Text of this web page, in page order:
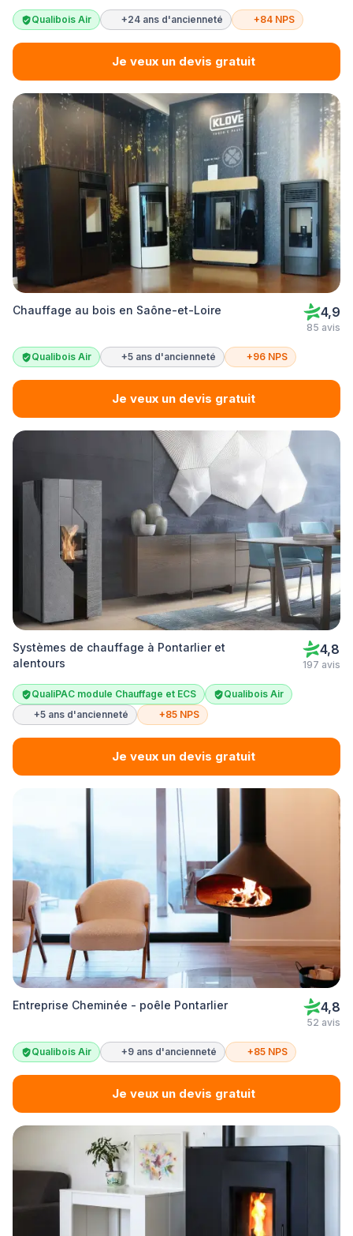
Qualibois Air +24 ans d'ancienneté +84 NPS
Je veux un devis gratuit
Chauffage au bois en Saône-et-Loire 4,9
85 avis
Qualibois Air +5 ans d'ancienneté +96 NPS
Je veux un devis gratuit
Systèmes de chauffage à Pontarlier et
alentours
4,8
197 avis
QualiPAC module Chauffage et ECS
Qualibois Air
+5 ans d'ancienneté
+85 NPS
Je veux un devis gratuit
Entreprise Cheminée - poêle Pontarlier 4,8
52 avis
Qualibois Air +9 ans d'ancienneté +85 NPS
Je veux un devis gratuit